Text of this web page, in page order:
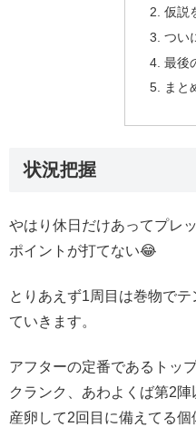
仮説
つい
最後
まと
状況把握
やはり休日だけあってプレ
ポイントが打てない😂
とりあえず1周目は巻物で
ていきます。
アフターの定番であるトッ
クランク、あわよくば第2
産卵して2回目に備えてる